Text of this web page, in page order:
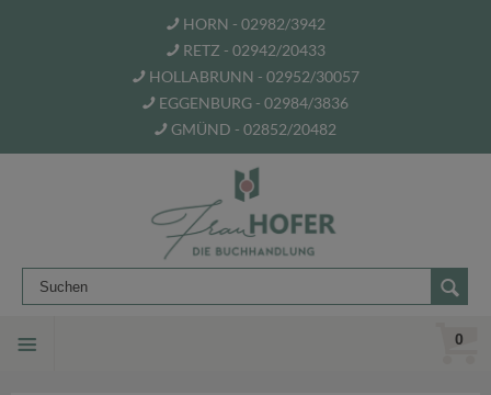
HORN - 02982/3942
RETZ - 02942/20433
HOLLABRUNN - 02952/30057
EGGENBURG - 02984/3836
GMÜND - 02852/20482
0